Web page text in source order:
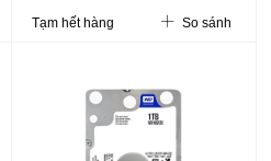
Tạm hết hàng So sánh